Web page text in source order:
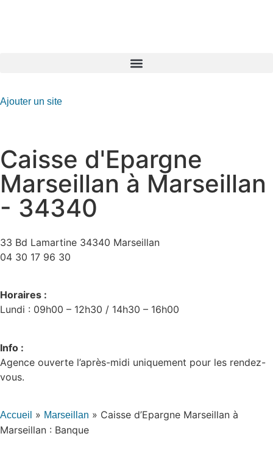
Ajouter un site
Caisse d'Epargne
Marseillan à Marseillan
- 34340
33 Bd Lamartine 34340 Marseillan
04 30 17 96 30
Horaires :
Lundi : 09h00 – 12h30 / 14h30 – 16h00
Info :
Agence ouverte l’après-midi uniquement pour les rendez-
vous.
Accueil » Marseillan » Caisse d’Epargne Marseillan à
Marseillan : Banque